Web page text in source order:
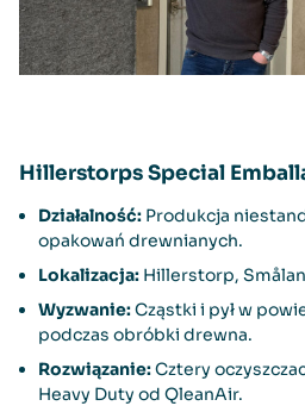
Hillerstorps Special
Działalność: Produkcja
opakowań drewnianych.
Lokalizacja: Hillerstorp,
Wyzwanie:Cząstki i pył w
podczas obróbki drewna.
Rozwiązanie:Cztery
Heavy Duty od QleanAir.